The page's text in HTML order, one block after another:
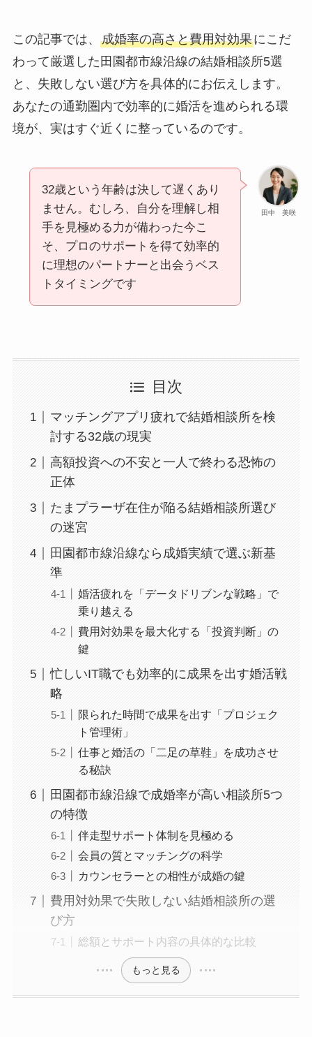
この記事では、 成婚率の高さと費用対効果にこだ
わって厳選した田園都市線沿線の結婚相談所5選
と、失敗しない選び方を具体的にお伝えします。
あなたの通勤圏内で効率的に婚活を進められる環
境が、実はすぐ近くに整っているのです。
田中 美咲
32歳という年齢は決して遅くあり
ません。むしろ、自分を理解し相
手を見極める力が備わった今こ
そ、プロのサポートを得て効率的
に理想のパートナーと出会うベス
トタイミングです
目次
マッチングアプリ疲れで結婚相談所を検
討する32歳の現実
高額投資への不安と一人で終わる恐怖の
正体
たまプラーザ在住が陥る結婚相談所選び
の迷宮
田園都市線沿線なら成婚実績で選ぶ新基
準
婚活疲れを「データドリブンな戦略」で
乗り越える
費用対効果を最大化する「投資判断」の
鍵
忙しいIT職でも効率的に成果を出す婚活戦
略
限られた時間で成果を出す「プロジェク
ト管理術」
仕事と婚活の「二足の草鞋」を成功させ
る秘訣
田園都市線沿線で成婚率が高い相談所5つ
の特徴
伴走型サポート体制を見極める
会員の質とマッチングの科学
カウンセラーとの相性が成婚の鍵
費用対効果で失敗しない結婚相談所の選
び方
総額とサポート内容の具体的な比較
もっと見る